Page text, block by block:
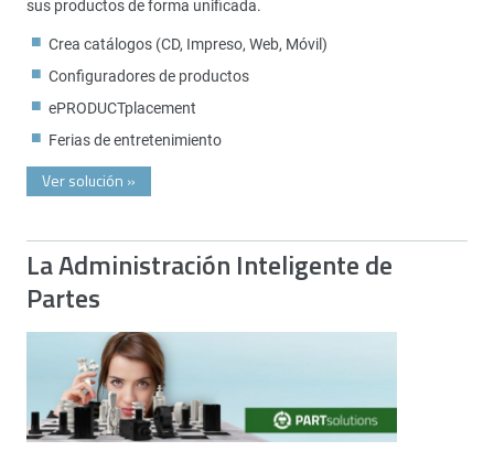
sus productos de forma unificada.
Crea catálogos (CD, Impreso, Web, Móvil)
Configuradores de productos
ePRODUCTplacement
Ferias de entretenimiento
Ver solución »
La Administración Inteligente de
Partes